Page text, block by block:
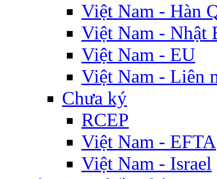
Việt Nam - Hàn
Việt Nam - Nhật
Việt Nam - EU
Việt Nam - Liên
Chưa ký
RCEP
Việt Nam - EFTA
Việt Nam - Israel